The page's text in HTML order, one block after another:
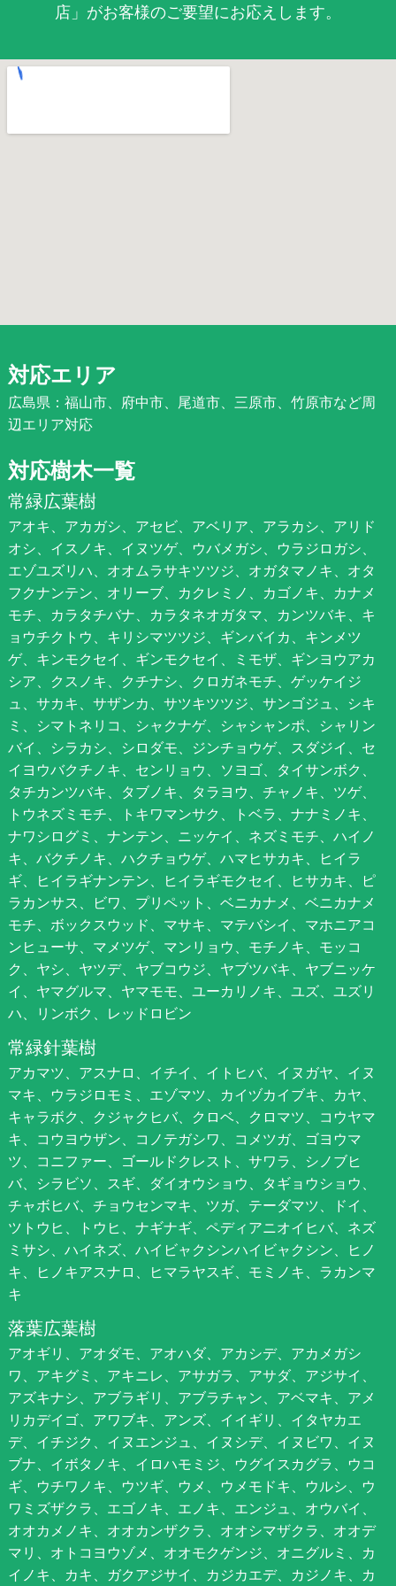
店」がお客様のご要望にお応えします。
対応エリア
広島県：福山市、府中市、尾道市、三原市、竹原市など周
辺エリア対応
対応樹木一覧
常緑広葉樹
アオキ、アカガシ、アセビ、アベリア、アラカシ、アリド
オシ、イスノキ、イヌツゲ、ウバメガシ、ウラジロガシ、
エゾユズリハ、オオムラサキツツジ、オガタマノキ、オタ
フクナンテン、オリーブ、カクレミノ、カゴノキ、カナメ
モチ、カラタチバナ、カラタネオガタマ、カンツバキ、キ
ョウチクトウ、キリシマツツジ、ギンバイカ、キンメツ
ゲ、キンモクセイ、ギンモクセイ、ミモザ、ギンヨウアカ
シア、クスノキ、クチナシ、クロガネモチ、ゲッケイジ
ュ、サカキ、サザンカ、サツキツツジ、サンゴジュ、シキ
ミ、シマトネリコ、シャクナゲ、シャシャンポ、シャリン
バイ、シラカシ、シロダモ、ジンチョウゲ、スダジイ、セ
イヨウバクチノキ、センリョウ、ソヨゴ、タイサンボク、
タチカンツバキ、タブノキ、タラヨウ、チャノキ、ツゲ、
トウネズミモチ、トキワマンサク、トベラ、ナナミノキ、
ナワシログミ、ナンテン、ニッケイ、ネズミモチ、ハイノ
キ、バクチノキ、ハクチョウゲ、ハマヒサカキ、ヒイラ
ギ、ヒイラギナンテン、ヒイラギモクセイ、ヒサカキ、ピ
ラカンサス、ビワ、プリペット、ベニカナメ、ベニカナメ
モチ、ボックスウッド、マサキ、マテバシイ、マホニアコ
ンヒューサ、マメツゲ、マンリョウ、モチノキ、モッコ
ク、ヤシ、ヤツデ、ヤブコウジ、ヤブツバキ、ヤブニッケ
イ、ヤマグルマ、ヤマモモ、ユーカリノキ、ユズ、ユズリ
ハ、リンボク、レッドロビン
常緑針葉樹
アカマツ、アスナロ、イチイ、イトヒバ、イヌガヤ、イヌ
マキ、ウラジロモミ、エゾマツ、カイヅカイブキ、カヤ、
キャラボク、クジャクヒバ、クロベ、クロマツ、コウヤマ
キ、コウヨウザン、コノテガシワ、コメツガ、ゴヨウマ
ツ、コニファー、ゴールドクレスト、サワラ、シノブヒ
バ、シラビソ、スギ、ダイオウショウ、タギョウショウ、
チャボヒバ、チョウセンマキ、ツガ、テーダマツ、ドイ、
ツトウヒ、トウヒ、ナギナギ、ペディアニオイヒバ、ネズ
ミサシ、ハイネズ、ハイビャクシンハイビャクシン、ヒノ
キ、ヒノキアスナロ、ヒマラヤスギ、モミノキ、ラカンマ
キ
落葉広葉樹
アオギリ、アオダモ、アオハダ、アカシデ、アカメガシ
ワ、アキグミ、アキニレ、アサガラ、アサダ、アジサイ、
アズキナシ、アブラギリ、アブラチャン、アベマキ、アメ
リカデイゴ、アワブキ、アンズ、イイギリ、イタヤカエ
デ、イチジク、イヌエンジュ、イヌシデ、イヌビワ、イヌ
ブナ、イボタノキ、イロハモミジ、ウグイスカグラ、ウコ
ギ、ウチワノキ、ウツギ、ウメ、ウメモドキ、ウルシ、ウ
ワミズザクラ、エゴノキ、エノキ、エンジュ、オウバイ、
オオカメノキ、オオカンザクラ、オオシマザクラ、オオデ
マリ、オトコヨウゾメ、オオモクゲンジ、オニグルミ、カ
イノキ、カキ、ガクアジサイ、カジカエデ、カジノキ、カ